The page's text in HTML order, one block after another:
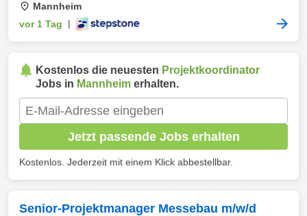
Mannheim
vor 1 Tag
Kostenlos die neuesten Projektkoordinator
Jobs in Mannheim erhalten.
Jetzt passende Jobs erhalten
Kostenlos. Jederzeit mit einem Klick abbestellbar.
Senior-Projektmanager Messebau m/w/d